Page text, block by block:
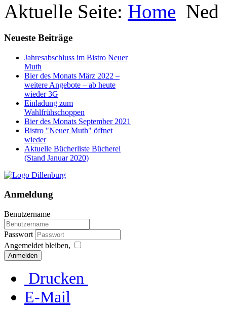
Aktuelle Seite: Home Ned
Neueste Beiträge
Jahresabschluss im Bistro Neuer
Muth
Bier des Monats März 2022 –
weitere Angebote – ab heute
wieder 3G
Einladung zum
Wahlfrühschoppen
Bier des Monats September 2021
Bistro "Neuer Muth" öffnet
wieder
Aktuelle Bücherliste Bücherei
(Stand Januar 2020)
Anmeldung
Benutzername
Passwort
Angemeldet bleiben,
Anmelden
Drucken
E-Mail